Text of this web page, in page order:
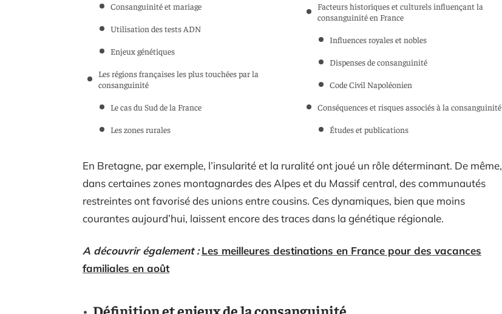
Consanguinité et mariage
Utilisation des tests ADN
Enjeux génétiques
Les régions françaises les plus touchées par la
consanguinité
Le cas du Sud de la France
Les zones rurales
Facteurs historiques et culturels influençant la
consanguinité en France
Influences royales et nobles
Dispenses de consanguinité
Code Civil Napoléonien
Conséquences et risques associés à la consanguinité
Études et publications
En Bretagne, par exemple, l’insularité et la ruralité ont joué un rôle déterminant. De même,
dans certaines zones montagnardes des Alpes et du Massif central, des communautés
restreintes ont favorisé des unions entre cousins. Ces dynamiques, bien que moins
courantes aujourd’hui, laissent encore des traces dans la génétique régionale.
A découvrir également : Les meilleures destinations en France pour des vacances
familiales en août
Définition et enjeux de la consanguinité